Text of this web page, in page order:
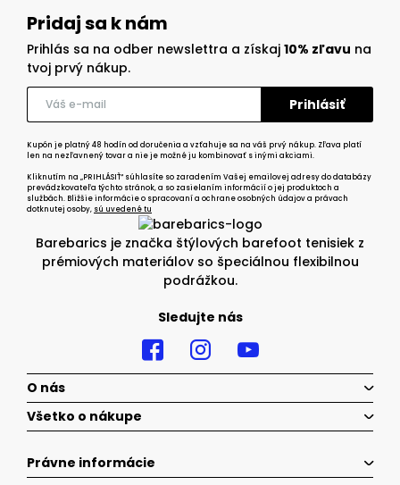
Barebarics je značka štýlových barefoot tenisiek z
prémiových materiálov so špeciálnou flexibilnou
podrážkou.
Sledujte nás
Pridaj sa k nám
Prihlás sa na odber newslettra a získaj 10% zľavu na
tvoj prvý nákup.
Kupón je platný 48 hodín od doručenia a vzťahuje sa na váš prvý nákup. Zľava platí
len na nezľavnený tovar a nie je možné ju kombinovať s inými akciami.
Kliknutím na „PRIHLÁSIŤ“ súhlasíte so zaradením Vašej emailovej adresy do databázy
prevádzkovateľa týchto stránok, a so zasielaním informácií o jej produktoch a
službách. Bližšie informácie o spracovaní a ochrane osobných údajov a právach
dotknutej osoby, sú uvedené tu
O nás
Všetko o nákupe
Právne informácie